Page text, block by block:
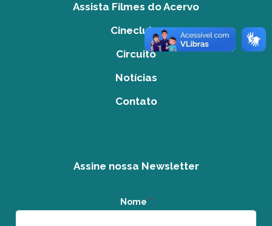
Assista Filmes do Acervo
Cineclube
Circuito
Notícias
Contato
Assine nossa Newsletter
Nome *